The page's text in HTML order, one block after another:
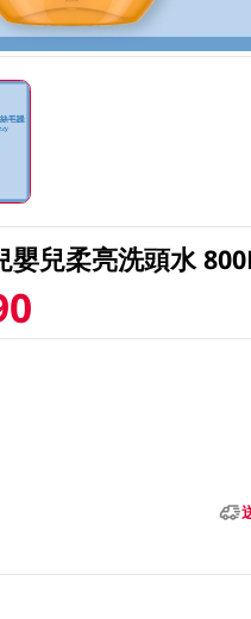
嬰兒柔亮洗頭水